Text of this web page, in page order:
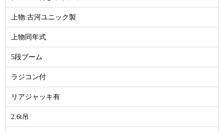
上物:古河ユニック製
上物同年式
5段ブーム
ラジコン付
リアジャッキ有
2.6t吊